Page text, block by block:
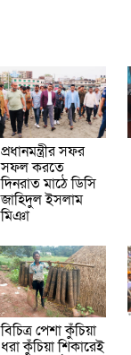
প্রধানমন্ত্রীর সফর
সফল করতে
দিনরাত মাঠে ডিসি
জাহিদুল ইসলাম
মিঞা
বিচিত্র পেশা কুঁচিয়া
ধরা কুঁচিয়া শিকারেই